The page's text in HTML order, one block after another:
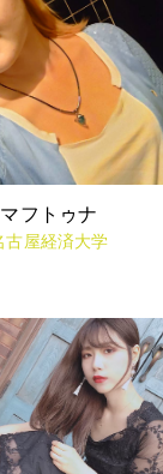
マフトゥナ
古屋経済大学